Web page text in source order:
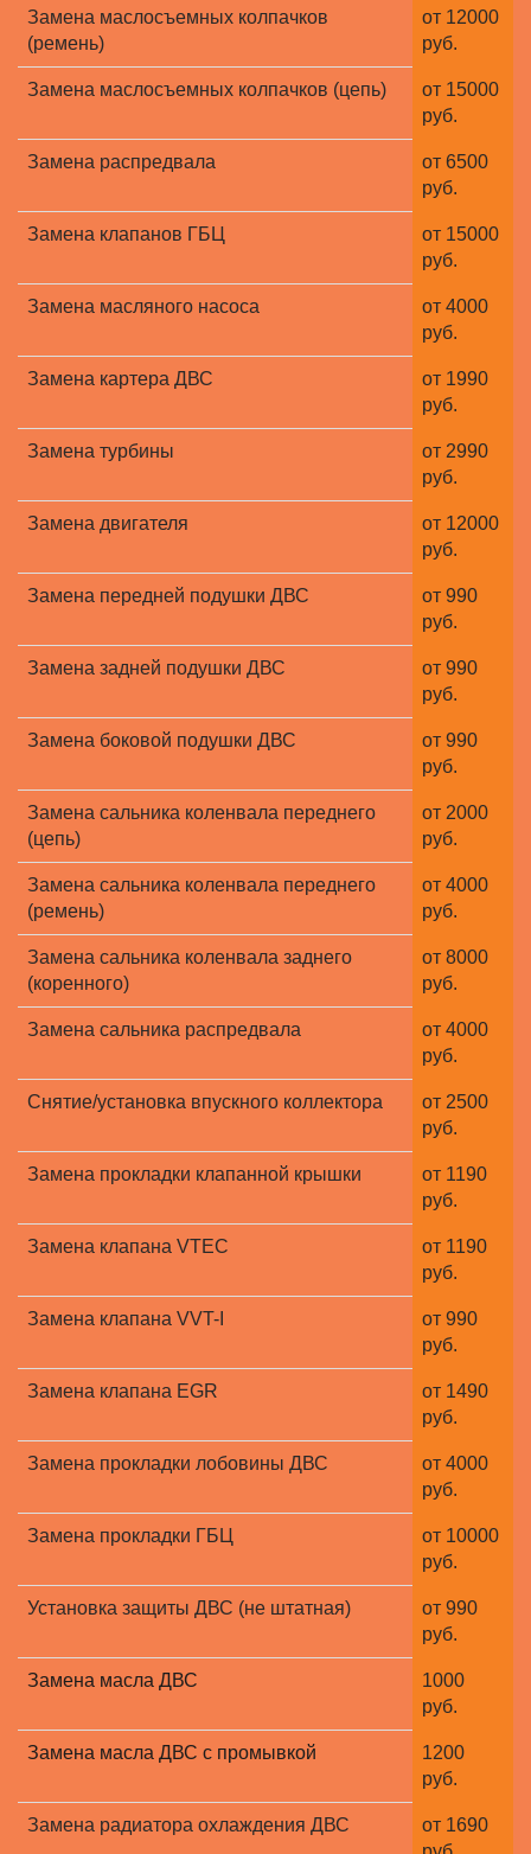
Замена маслосъемных колпачков
(ремень)
от 12000
руб.
Замена маслосъемных колпачков (цепь)
от 15000
руб.
Замена распредвала
от 6500
руб.
Замена клапанов ГБЦ
от 15000
руб.
Замена масляного насоса
от 4000
руб.
Замена картера ДВС
от 1990
руб.
Замена турбины
от 2990
руб.
Замена двигателя
от 12000
руб.
Замена передней подушки ДВС
от 990
руб.
Замена задней подушки ДВС
от 990
руб.
Замена боковой подушки ДВС
от 990
руб.
Замена сальника коленвала переднего
(цепь)
от 2000
руб.
Замена сальника коленвала переднего
(ремень)
от 4000
руб.
Замена сальника коленвала заднего
(коренного)
от 8000
руб.
Замена сальника распредвала
от 4000
руб.
Снятие/установка впускного коллектора
от 2500
руб.
Замена прокладки клапанной крышки
от 1190
руб.
Замена клапана VTEC
от 1190
руб.
Замена клапана VVT-I
от 990
руб.
Замена клапана EGR
от 1490
руб.
Замена прокладки лобовины ДВС
от 4000
руб.
Замена прокладки ГБЦ
от 10000
руб.
Установка защиты ДВС (не штатная)
от 990
руб.
Замена масла ДВС
1000
руб.
Замена масла ДВС с промывкой
1200
руб.
Замена радиатора охлаждения ДВС
от 1690